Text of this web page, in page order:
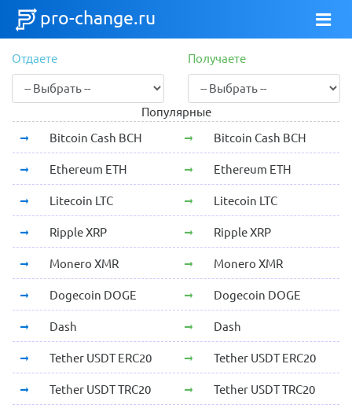
pro-change.ru
Отдаете Получаете
Популярные
Bitcoin Cash BCH
Bitcoin Cash BCH
Ethereum ETH Ethereum ETH
Litecoin LTC Litecoin LTC
Ripple XRP Ripple XRP
Monero XMR Monero XMR
Dogecoin DOGE Dogecoin DOGE
Dash Dash
Tether USDT ERC20 Tether USDT ERC20
Tether USDT TRC20 Tether USDT TRC20